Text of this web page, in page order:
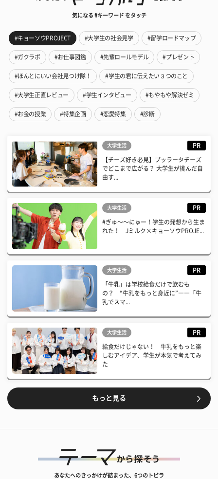
気になる #キーワード をタッチ
#キョーソウPROJECT #大学生の社会見学 #留学ロードマップ
#ガクラボ #お仕事図鑑 #先輩ロールモデル #プレゼント
#ほんとにいい会社見つけ隊！ #学生の君に伝えたい３つのこと
#大学生正直レビュー #学生インタビュー #もやもや解決ゼミ
#お金の授業 #特集企画 #恋愛特集 #診断
大学生活 PR
【チーズ好き必見】ブッラータチーズ
でどこまで広がる？ 大学生が挑んだ自
由す...
大学生活 PR
#ぎゅ〜〜にゅー！学生の発想から生ま
れた！ Jミルク×キョーソウPROJE...
大学生活 PR
「牛乳」は学校給食だけで飲むも
の？ “牛乳をもっと身近に”――「牛
乳でスマ...
大学生活 PR
給食だけじゃない！ 牛乳をもっと楽
しむアイデア、学生が本気で考えてみ
た
もっと見る
あなたへのきっかけが詰まった、6つのトビラ